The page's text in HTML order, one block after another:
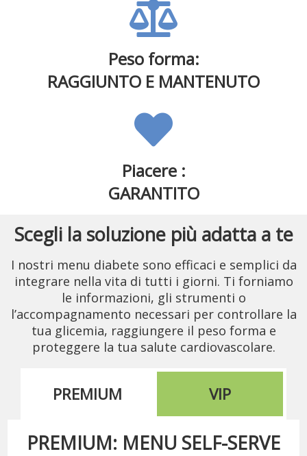
Peso forma:
RAGGIUNTO E MANTENUTO
Piacere :
GARANTITO
Scegli la soluzione più adatta a te
I nostri menu diabete sono efficaci e semplici da
integrare nella vita di tutti i giorni. Ti forniamo
le informazioni, gli strumenti o
l’accompagnamento necessari per controllare la
tua glicemia, raggiungere il peso forma e
proteggere la tua salute cardiovascolare.
PREMIUM VIP
PREMIUM: MENU SELF-SERVE